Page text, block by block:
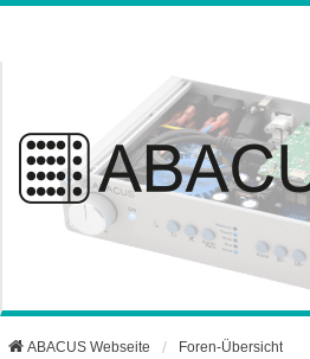
ABACUS Webseite Foren-Übersicht